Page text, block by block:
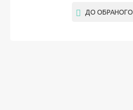
ДО ОБРАНОГО